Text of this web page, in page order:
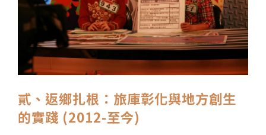
貳、返鄉扎根：旅庫彰化與地方創生
的實踐 (2012-至今)